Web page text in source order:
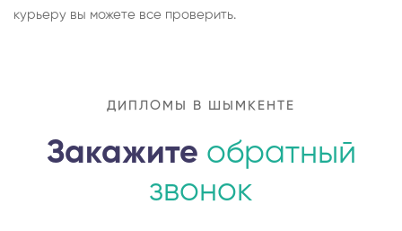
курьеру вы можете все проверить.
ДИПЛОМЫ В ШЫМКЕНТЕ
Закажите обратный
звонок